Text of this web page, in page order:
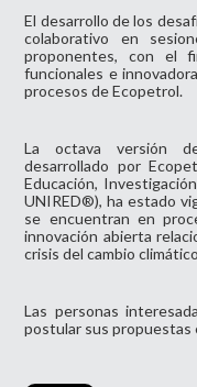
El desarrollo de los
colaborativo en
proponentes, con el
funcionales e
procesos de Ecopetrol.
La octava versión
desarrollado por
Educación,
UNIRED®), ha estado
se encuentran en
innovación abierta
crisis del cambio
Las personas
postular sus